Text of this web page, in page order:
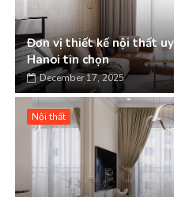
Đơn vị thiết kế nội thất
Hanoi tin chọn
December 17, 2025
Nội thất